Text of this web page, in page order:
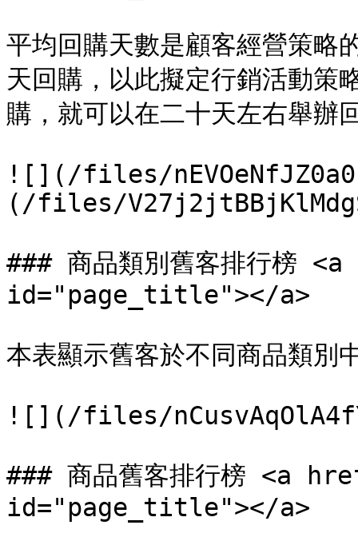
平均回購天數是顧客經營策略
天回購，以此擬定行銷活動策
購，就可以在二十天左右舉辦
![](/files/
(/files/
### 商品類別舊客排行榜
id="page_title"></a>
本表顯示舊客於不同商品類別
![](/files/
### 商品舊客排行榜 <a
id="page_title"></a>